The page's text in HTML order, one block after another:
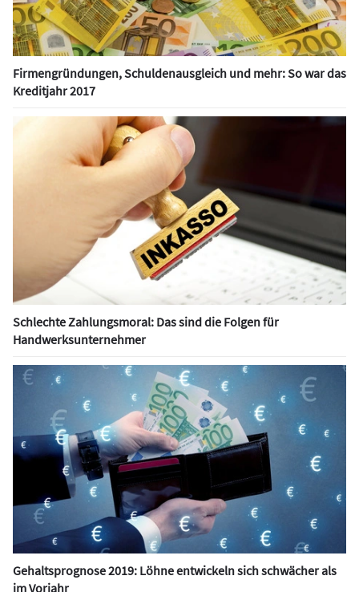
Firmengründungen, Schuldenausgleich und mehr: So war das
Kreditjahr 2017
Schlechte Zahlungsmoral: Das sind die Folgen für
Handwerksunternehmer
Gehaltsprognose 2019: Löhne entwickeln sich schwächer als
im Vorjahr